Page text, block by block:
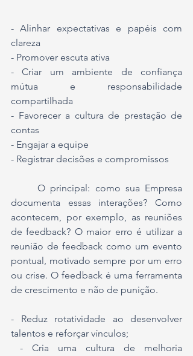
- Alinhar expectativas e papéis com
clareza
- Promover escuta ativa
- Criar um ambiente de confiança
mútua e responsabilidade
compartilhada
- Favorecer a cultura de prestação de
contas
- Engajar a equipe
- Registrar decisões e compromissos
	O principal: como sua Empresa
documenta essas interações? Como
acontecem, por exemplo, as reuniões
de feedback? O maior erro é utilizar a
reunião de feedback como um evento
pontual, motivado sempre por um erro
ou crise. O feedback é uma ferramenta
de crescimento e não de punição.
- Reduz rotatividade ao desenvolver
talentos e reforçar vínculos;
- Cria uma cultura de melhoria